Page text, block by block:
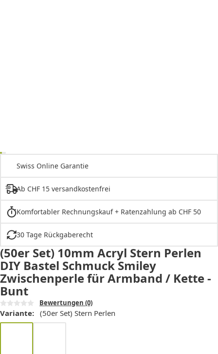
Swiss Online Garantie
Ab CHF 15 versandkostenfrei
Komfortabler Rechnungskauf + Ratenzahlung ab CHF 50
30 Tage Rückgaberecht
(50er Set) 10mm Acryl Stern Perlen
DIY Bastel Schmuck Smiley
Zwischenperle für Armband / Kette -
Bunt
Bewertungen (0)
Variante: (50er Set) Stern Perlen